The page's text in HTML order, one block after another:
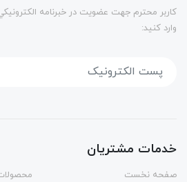
كاربر محترم جهت عضويت در خبرنامه
وارد کنید:
خدمات مشتریان
صفحه نخست